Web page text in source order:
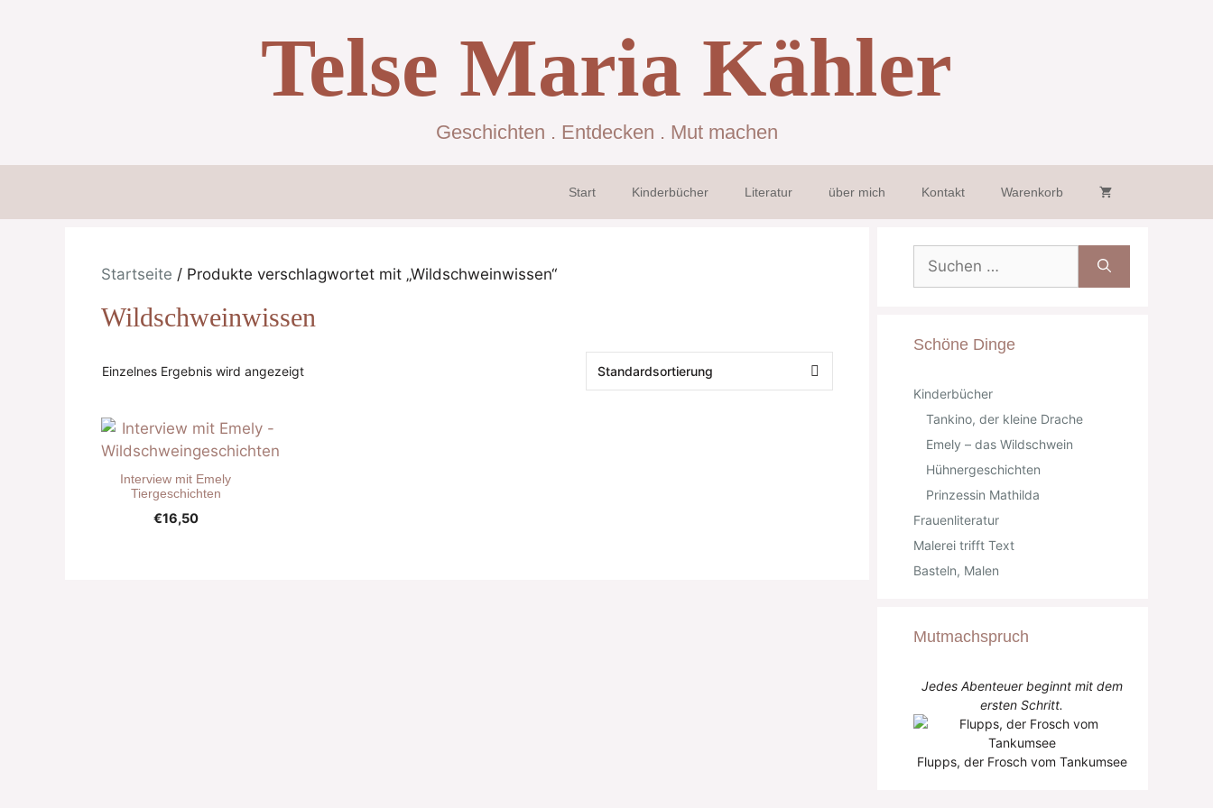
Telse Maria Kähler
Geschichten . Entdecken . Mut machen
Start Kinderbücher Literatur über mich Kontakt Warenkorb
Startseite / Produkte verschlagwortet mit „Wildschweinwissen“
Wildschweinwissen
Einzelnes Ergebnis wird angezeigt
Interview mit Emely
Tiergeschichten
€16,50
nach:
Schöne Dinge
Kinderbücher
Tankino, der kleine Drache
Emely – das Wildschwein
Hühnergeschichten
Prinzessin Mathilda
Frauenliteratur
Malerei trifft Text
Basteln, Malen
Mutmachspruch
Jedes Abenteuer beginnt mit dem
ersten Schritt.
Flupps, der Frosch vom Tankumsee